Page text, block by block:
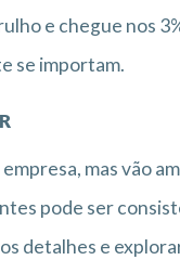
e chegue nos
se importam.
mas vão
pode ser
detalhes e